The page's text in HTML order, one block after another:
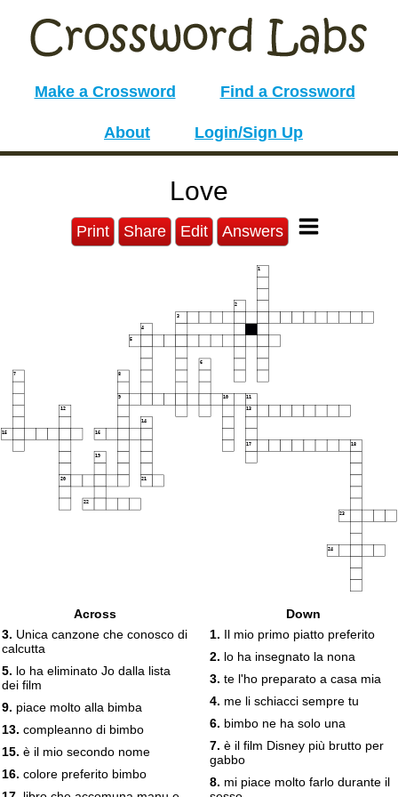
Make a Crossword Find a Crossword
About Login/Sign Up
Love
Print Share Edit Answers
1
2
3
4
5
6
7 8
9 10 11
12 13
14
15 16
17 18
19
20 21
22
23
24
Across
3. Unica canzone che conosco di
calcutta
5. lo ha eliminato Jo dalla lista
dei film
9. piace molto alla bimba
13. compleanno di bimbo
15. è il mio secondo nome
16. colore preferito bimbo
Down
1. Il mio primo piatto preferito
2. lo ha insegnato la nona
3. te l'ho preparato a casa mia
4. me li schiacci sempre tu
6. bimbo ne ha solo una
7. è il film Disney più brutto per
gabbo
8. mi piace molto farlo durante il